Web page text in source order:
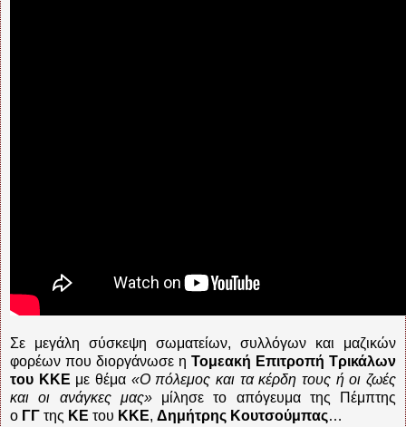
Σε μεγάλη σύσκεψη σωματείων, συλλόγων και μαζικών
φορέων που διοργάνωσε η Τομεακή Επιτροπή Τρικάλων
του ΚΚΕ με θέμα «Ο πόλεμος και τα κέρδη τους ή οι ζωές
και οι ανάγκες μας»μίλησε το απόγευμα της Πέμπτης
ο ΓΓ της ΚΕ του ΚΚΕ, Δημήτρης Κουτσούμπας…